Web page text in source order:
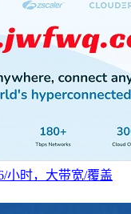
小时，大带宽/覆盖